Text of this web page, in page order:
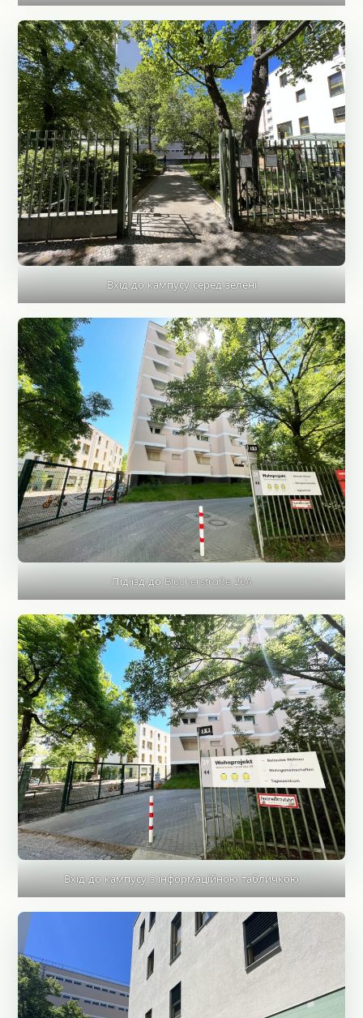
Вхід до кампусу серед зелені
Під’їзд до Blücherstraße 26A
Вхід до кампусу з інформаційною табличкою